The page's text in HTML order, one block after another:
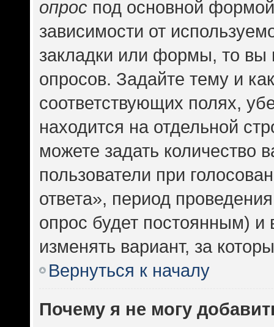
опрос под основной
зависимости от
закладки или формы, то вы
опросов. Задайте тему и
соответствующих полях,
находится на отдельной
можете задать количество
пользователи при
ответа», период
опрос будет постоянным) и
изменять вариант, за
Вернуться к началу
Почему я не могу